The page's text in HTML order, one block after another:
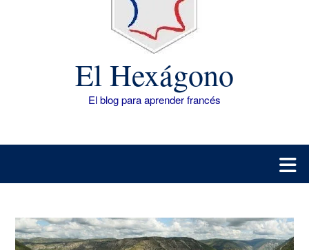
El Hexágono
El blog para aprender francés